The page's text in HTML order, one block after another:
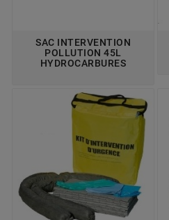
SAC INTERVENTION
POLLUTION 45L
HYDROCARBURES